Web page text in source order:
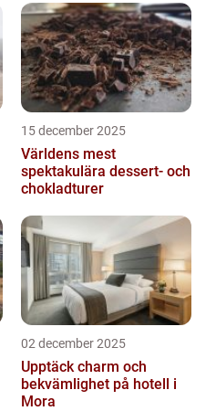
15 december 2025
Världens mest
spektakulära dessert- och
chokladturer
02 december 2025
Upptäck charm och
bekvämlighet på hotell i
Mora